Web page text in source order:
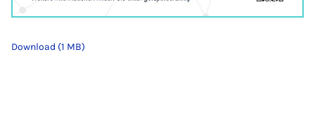
Download (1 MB)